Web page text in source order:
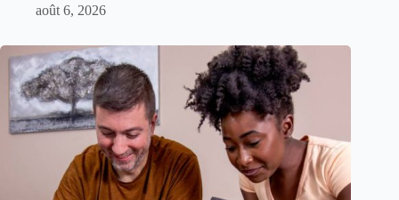
août 6, 2026